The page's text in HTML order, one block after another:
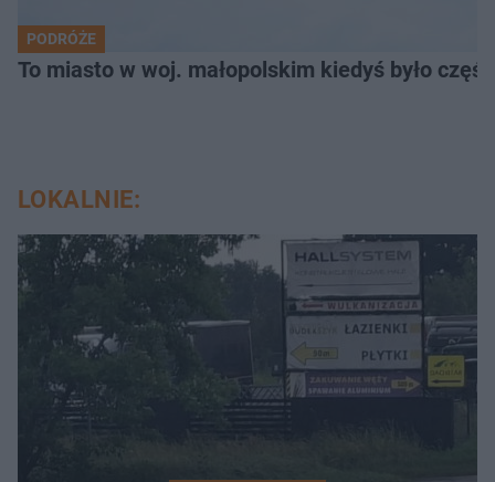
PODRÓŻE
To miasto w woj. małopolskim kiedyś było
LOKALNIE: